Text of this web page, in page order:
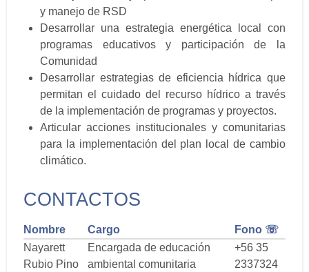
y manejo de RSD
Desarrollar una estrategia energética local con
programas educativos y participación de la
Comunidad
Desarrollar estrategias de eficiencia hídrica que
permitan el cuidado del recurso hídrico a través
de la implementación de programas y proyectos.
Articular acciones institucionales y comunitarias
para la implementación del plan local de cambio
climático.
CONTACTOS
Nombre Cargo
Fono ☏
Nayarett
Rubio Pino
Encargada de educación
ambiental comunitaria
+56 35
2337324